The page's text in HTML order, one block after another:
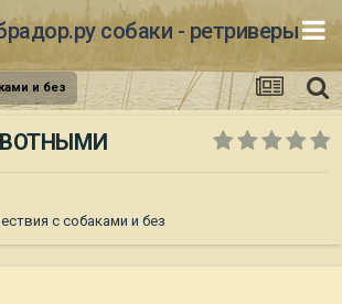
собаки - ретриверы
и без
с собаками и без